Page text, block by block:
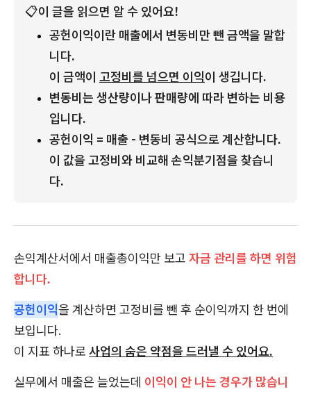
📋이 글을 읽으면 알 수 있어요!
공헌이익이란 매출에서 변동비만 뺀 금액을 말합
니다.
이 금액이 고정비를 넘으면 이익이 생깁니다.
변동비는 생산량이나 판매량에 따라 변하는 비용
입니다.
공헌이익 = 매출 - 변동비 공식으로 계산합니다.
이 값을 고정비와 비교해 손익분기점을 찾습니
다.
손익계산서에서 매출총이익만 보고 자금 관리를 하면 위험
합니다.
공헌이익을 계산하면 고정비를 뺀 후 순이익까지 한 번에
보입니다.
이 지표 하나로 사업의 숨은 약점을 드러낼 수 있어요.
실무에서 매출은 늘었는데 이익이 안 나는 경우가 많습니